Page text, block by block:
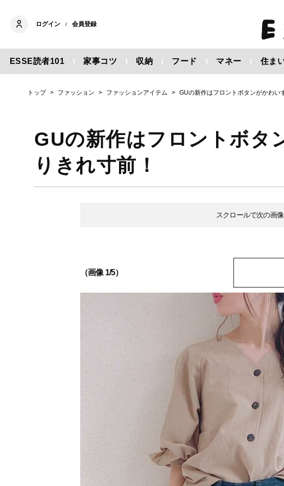
ログイン / 会員登録
ESSE読者101 家事コツ 収納 フード マネー 住ま
トップ ファッション ファッションアイテム GUの新作はフロントボタンがかわい
GUの新作はフロントボタ
りきれ寸前！
スクロールで次の画像
（画像 1/5）